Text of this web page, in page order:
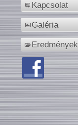
Kapcsolat
Galéria
Eredmények